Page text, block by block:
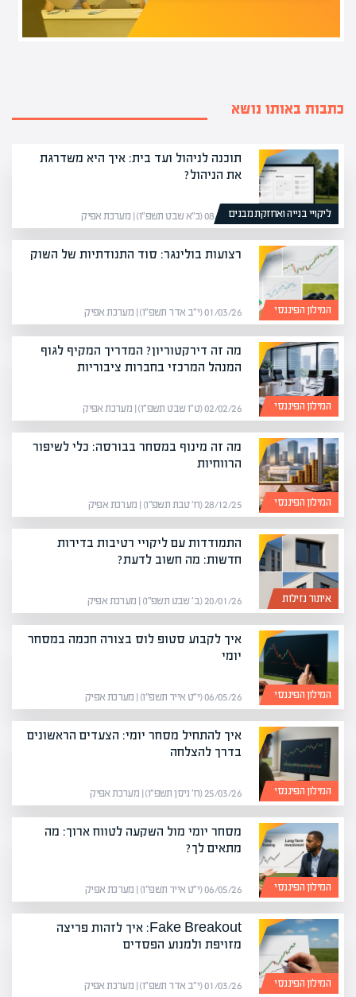
כתבות באותו נושא
ליקויי בנייה ואחזקת מבנים
תוכנה לניהול ועד בית: איך היא משדרגת
את הניהול?
08/02/26 (כ״א שבט תשפ״ו) | מערכת אפיק
המילון הפיננסי
רצועות בולינגר: סוד התנודתיות של השוק
01/03/26 (י״ב אדר תשפ״ו) | מערכת אפיק
המילון הפיננסי
מה זה דירקטוריון? המדריך המקיף לגוף
המנהל המרכזי בחברות ציבוריות
02/02/26 (ט״ו שבט תשפ״ו) | מערכת אפיק
המילון הפיננסי
מה זה מינוף במסחר בבורסה: כלי לשיפור
הרווחיות
28/12/25 (ח׳ טבת תשפ״ו) | מערכת אפיק
איתור נזילות
התמודדות עם ליקויי רטיבות בדירות
חדשות: מה חשוב לדעת?
20/01/26 (ב׳ שבט תשפ״ו) | מערכת אפיק
המילון הפיננסי
איך לקבוע סטופ לוס בצורה חכמה במסחר
יומי
06/05/26 (י״ט אייר תשפ״ו) | מערכת אפיק
המילון הפיננסי
איך להתחיל מסחר יומי: הצעדים הראשונים
בדרך להצלחה
25/03/26 (ח׳ ניסן תשפ״ו) | מערכת אפיק
המילון הפיננסי
מסחר יומי מול השקעה לטווח ארוך: מה
מתאים לך?
06/05/26 (י״ט אייר תשפ״ו) | מערכת אפיק
המילון הפיננסי
Fake Breakout: איך לזהות פריצה
מזויפת ולמנוע הפסדים
01/03/26 (י״ב אדר תשפ״ו) | מערכת אפיק